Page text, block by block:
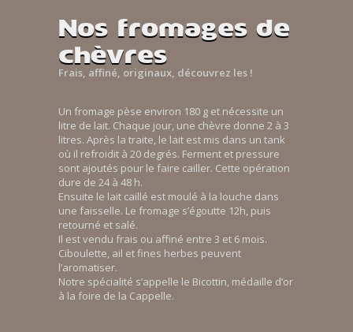
Nos fromages de
chèvres
Frais, affiné, originaux, découvrez les !
Un fromage pèse environ 180 g et nécessite un
litre de lait. Chaque jour, une chèvre donne 2 à 3
litres. Après la traite, le lait est mis dans un tank
où il refroidit à 20 degrés. Ferment et pressure
sont ajoutés pour le faire cailler. Cette opération
dure de 24 à 48 h.
Ensuite le lait caillé est moulé à la louche dans
une faisselle. Le fromage s’égoutte 12h, puis
retourné et salé.
Il est vendu frais ou affiné entre 3 et 6 mois.
Ciboulette, ail et fines herbes peuvent
l’aromatiser.
Notre spécialité s’appelle le Bicottin, médaille d’or
à la foire de la Cappelle.